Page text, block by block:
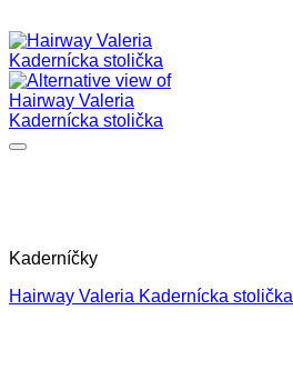
Kaderníčky
Hairway Valeria Kadernícka stolička